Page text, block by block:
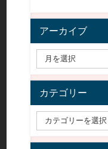
アーカイブ
カテゴリー